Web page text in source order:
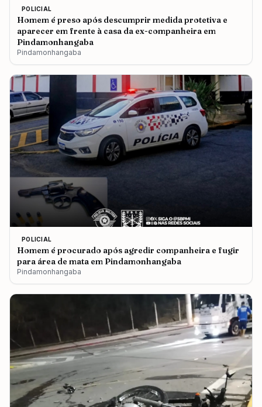
POLICIAL
Homem é preso após descumprir medida protetiva e
aparecer em frente à casa da ex-companheira em
Pindamonhangaba
Pindamonhangaba
POLICIAL
Homem é procurado após agredir companheira e fugir
para área de mata em Pindamonhangaba
Pindamonhangaba